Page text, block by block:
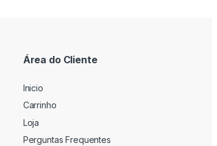
Área do Cliente
Inicio
Carrinho
Loja
Perguntas Frequentes